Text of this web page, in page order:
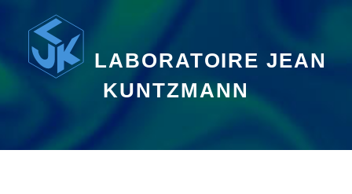
LABORATOIRE JEAN
KUNTZMANN